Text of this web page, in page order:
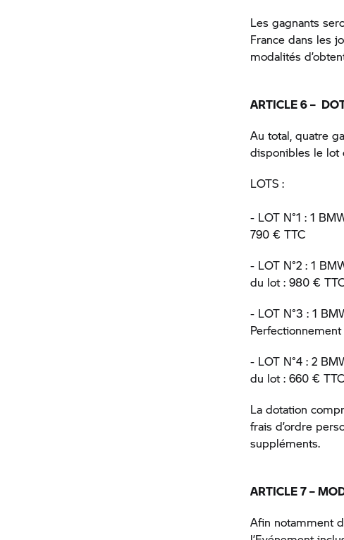
Les gagnants
France dans les
modalités
ARTICLE 6 –
Au total, quatre
disponibles le lot
LOTS :
- LOT N°1 : 1
790 € TTC
- LOT N°2 : 1
du lot : 980 €
- LOT N°3 : 1
- LOT N°4 : 2
du lot : 660 € TTC
La dotation
frais d’ordre
suppléments.
ARTICLE 7 –
Afin notamment